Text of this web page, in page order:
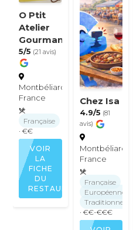
O Ptit
Atelier
Gourmand
5/5 (21 avis)
Montbéliard,
France
Française
· €€
VOIR
LA
FICHE
DU
RESTAURANT
Chez Isa
4.9/5 (81
avis)
Montbéliard,
France
Française
Européenne
Traditionnelle
· €€-€€€